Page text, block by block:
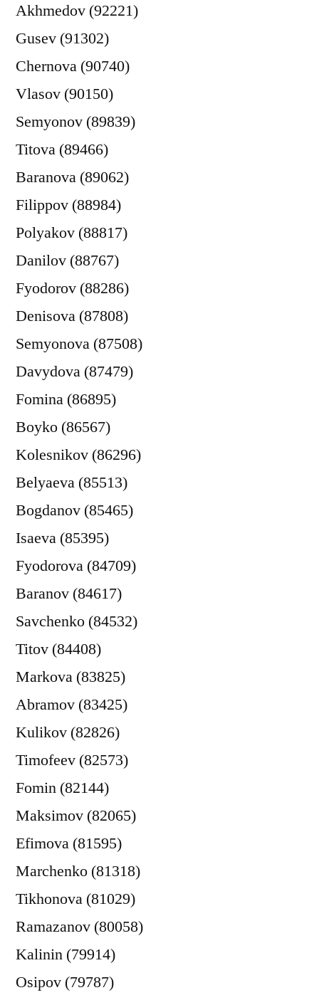
Akhmedov (92221)
Gusev (91302)
Chernova (90740)
Vlasov (90150)
Semyonov (89839)
Titova (89466)
Baranova (89062)
Filippov (88984)
Polyakov (88817)
Danilov (88767)
Fyodorov (88286)
Denisova (87808)
Semyonova (87508)
Davydova (87479)
Fomina (86895)
Boyko (86567)
Kolesnikov (86296)
Belyaeva (85513)
Bogdanov (85465)
Isaeva (85395)
Fyodorova (84709)
Baranov (84617)
Savchenko (84532)
Titov (84408)
Markova (83825)
Abramov (83425)
Kulikov (82826)
Timofeev (82573)
Fomin (82144)
Maksimov (82065)
Efimova (81595)
Marchenko (81318)
Tikhonova (81029)
Ramazanov (80058)
Kalinin (79914)
Osipov (79787)